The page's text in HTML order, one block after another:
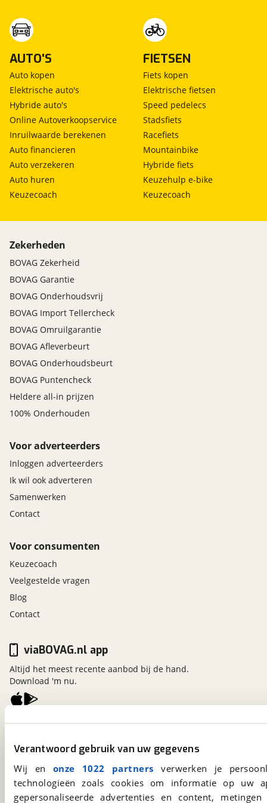
Verantwoord gebruik van uw gegevens
Wij en onze 1022 partners verwerken je
technologieën zoals cookies om informatie op
gepersonaliseerde advertenties en content,
AUTO'S
Auto kopen
Elektrische auto's
Hybride auto's
Online Autoverkoopservice
Inruilwaarde berekenen
Auto financieren
Auto verzekeren
Auto huren
Keuzecoach
FIETSEN
Fiets kopen
Elektrische fietsen
Speed pedelecs
Stadsfiets
Racefiets
Mountainbike
Hybride fiets
Keuzehulp e-bike
Keuzecoach
Zekerheden
BOVAG Zekerheid
BOVAG Garantie
BOVAG Onderhoudsvrij
BOVAG Import Tellercheck
BOVAG Omruilgarantie
BOVAG Afleverbeurt
BOVAG Onderhoudsbeurt
BOVAG Puntencheck
Heldere all-in prijzen
100% Onderhouden
Voor adverteerders
Inloggen adverteerders
Ik wil ook adverteren
Samenwerken
Contact
Voor consumenten
Keuzecoach
Veelgestelde vragen
Blog
Contact
viaBOVAG.nl
Kosterijland
3981 AJ Bunnik
Een initiatief van
BOVAG
viaBOVAG.nl app
Altijd het meest recente aanbod bij de hand.
Download 'm nu.